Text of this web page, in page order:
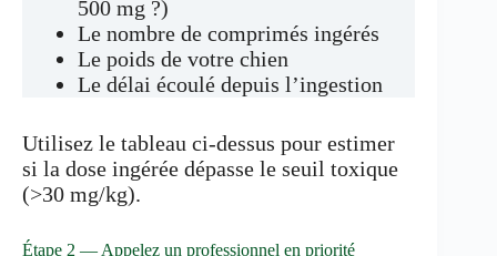
500 mg ?)
Le nombre de comprimés ingérés
Le poids de votre chien
Le délai écoulé depuis l’ingestion
Utilisez le tableau ci-dessus pour estimer
si la dose ingérée dépasse le seuil toxique
(>30 mg/kg).
Étape 2 — Appelez un professionnel en priorité